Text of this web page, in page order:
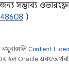
সম্ভাব্য
)
নমুনাগুলিContent
হল Oracle এবং/অথবা